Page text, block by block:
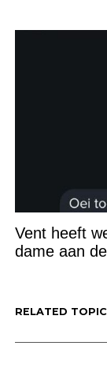
Vent heeft
dame aan
RELATED